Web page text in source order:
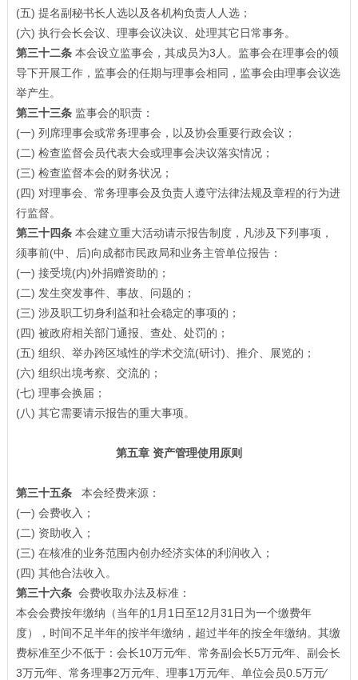
(五) 提名副秘书长人选以及各机构负责人人选；
(六) 执行会长会议、理事会议决议、处理其它日常事务。
第三十二条 本会设立监事会，其成员为3人。监事会在理事会的领
导下开展工作，监事会的任期与理事会相同，监事会由理事会议选
举产生。
第三十三条 监事会的职责：
(一) 列席理事会或常务理事会，以及协会重要行政会议；
(二) 检查监督会员代表大会或理事会决议落实情况；
(三) 检查监督本会的财务状况；
(四) 对理事会、常务理事会及负责人遵守法律法规及章程的行为进
行监督。
第三十四条 本会建立重大活动请示报告制度，凡涉及下列事项，
须事前(中、后)向成都市民政局和业务主管单位报告：
(一) 接受境(内)外捐赠资助的；
(二) 发生突发事件、事故、问题的；
(三) 涉及职工切身利益和社会稳定的事项的；
(四) 被政府相关部门通报、查处、处罚的；
(五) 组织、举办跨区域性的学术交流(研讨)、推介、展览的；
(六) 组织出境考察、交流的；
(七) 理事会换届；
(八) 其它需要请示报告的重大事项。
第五章 资产管理使用原则
第三十五条 本会经费来源：
(一) 会费收入；
(二) 资助收入；
(三) 在核准的业务范围内创办经济实体的利润收入；
(四) 其他合法收入。
第三十六条 会费收取办法及标准：
本会会费按年缴纳（当年的1月1日至12月31日为一个缴费年
度），时间不足半年的按半年缴纳，超过半年的按全年缴纳。其缴
费标准至少不低于：会长10万元∕年、常务副会长5万元∕年、副会长
3万元∕年、常务理事2万元∕年、理事1万元∕年、单位会员0.5万元∕